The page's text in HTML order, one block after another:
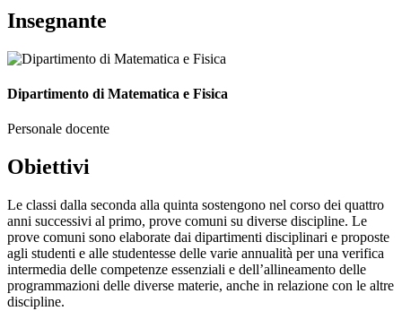
Insegnante
Dipartimento di Matematica e Fisica
Personale docente
Obiettivi
Le classi dalla seconda alla quinta sostengono nel corso dei quattro
anni successivi al primo, prove comuni su diverse discipline. Le
prove comuni sono elaborate dai dipartimenti disciplinari e proposte
agli studenti e alle studentesse delle varie annualità per una verifica
intermedia delle competenze essenziali e dell’allineamento delle
programmazioni delle diverse materie, anche in relazione con le altre
discipline.